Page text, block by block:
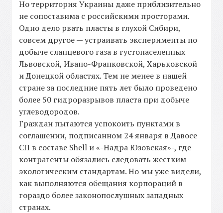
Но территория Украины даже приблизительно
не сопоставима с российскими просторами.
Одно дело рвать пласты в глухой Сибири,
совсем другое — устраивать эксперименты по
добыче сланцевого газа в густонаселенных
Львовской, Ивано-Франковской, Харьковской
и Донецкой областях. Тем не менее в нашей
стране за последние пять лет было проведено
более 50 гидроразрывов пласта при добыче
углеводородов.
Граждан пытаются успокоить пунктами в
соглашении, подписанном 24 января в Давосе
СП в составе Shell и «-Надра Юзовская»-, где
контрагенты обязались следовать жестким
экологическим стандартам. Но мы уже видели,
как выполняются обещания корпораций в
гораздо более законопослушных западных
странах.